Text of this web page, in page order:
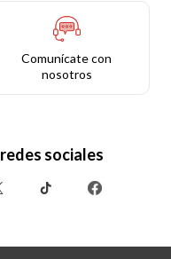
Comunícate con
nosotros
sociales